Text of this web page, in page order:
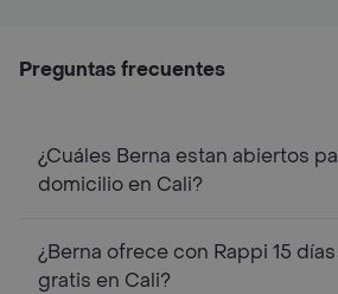
Preguntas frecuentes
¿Cuáles Berna estan abiertos
domicilio en Cali?
¿Berna ofrece con Rappi 15
gratis en Cali?